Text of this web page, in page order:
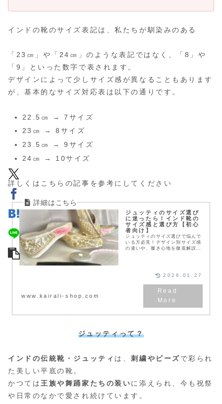
インドの靴のサイズ表記は、私たちが馴染みのある
「23㎝」や「24㎝」のような表記ではなく、「8」や
「9」といった数字で表されます。
デザインによって少しサイズ感が異なることもあります
が、基本的なサイズ対応表は以下の通りです。
22.5㎝ → 7サイズ
23㎝ → 8サイズ
23.5㎝ → 9サイズ
24㎝ → 10サイズ
詳しくはこちらの記事を参考にしてください
ジュッティのサイズ選び
に迷ったら！インド靴の
サイズ感と選び方【初心
者向け】
ジュッティのサイズ選びで悩んで
いる方必見！デザイン別サイズ感
の違いや、履き心地を徹底解説。
www.kairali-shop.com
2026.01.27
ジュッティって？
インドの伝統靴・ジュッティ は、刺繍やビーズで彩られ
た美しい平底の靴。
かつては王族や舞踊家たちの装いに添えられ、今も祝祭
や日常のなかで愛され続けています。